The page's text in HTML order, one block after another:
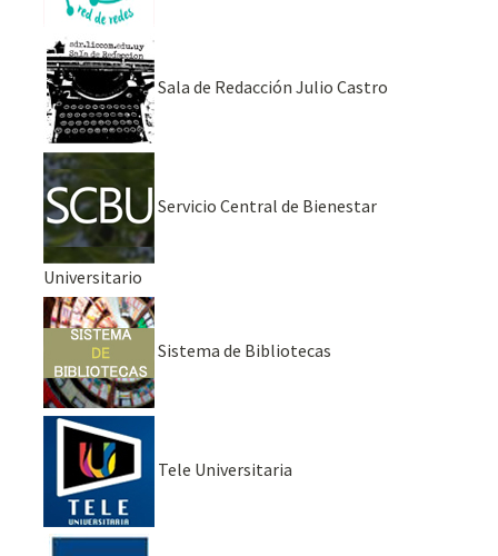
Sala de Redacción Julio Castro
Servicio Central de Bienestar
Universitario
Sistema de Bibliotecas
Tele Universitaria